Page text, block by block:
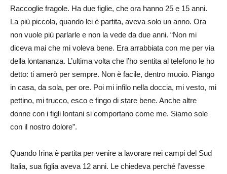
Raccoglie fragole. Ha due figlie, che ora hanno 25 e 15 anni.
La più piccola, quando lei è partita, aveva solo un anno. Ora
non vuole più parlarle e non la vede da due anni. “Non mi
diceva mai che mi voleva bene. Era arrabbiata con me per via
della lontananza. L’ultima volta che l’ho sentita al telefono le ho
detto: ti amerò per sempre. Non è facile, dentro muoio. Piango
in casa, da sola, per ore. Poi mi infilo nella doccia, mi vesto, mi
pettino, mi trucco, esco e fingo di stare bene. Anche altre
donne con i figli lontani si comportano come me. Siamo sole
con il nostro dolore”.
Quando Irina è partita per venire a lavorare nei campi del Sud
Italia, sua figlia aveva 12 anni. Le chiedeva perché l’avesse